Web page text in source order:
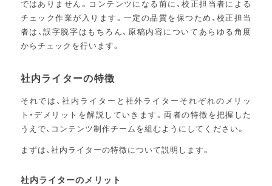
ではありません。コンテンツになる前に、校正担当者による
チェック作業が入ります。一定の品質を保つため、校正担当
者は、誤字脱字はもちろん、原稿内容についてあらゆる角度
からチェックを行います。
社内ライターの特徴
それでは、社内ライターと社外ライターそれぞれのメリッ
ト・デメリットを解説していきます。両者の特徴を把握した
うえで、コンテンツ制作チームを組むようにしてください。
まずは、社内ライターの特徴について説明します。
社内ライターのメリット